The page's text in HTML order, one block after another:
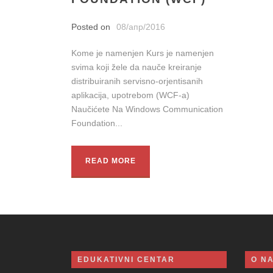
Posted on 08/апр/2016
Kome je namenjen Kurs je namenjen
svima koji žele da nauče kreiranje
distribuiranih servisno-orjentisanih
aplikacija, upotrebom (WCF-a)
Naučićete Na Windows Communication
Foundation...
READ MORE
EDUKATIVNI CENTAR O